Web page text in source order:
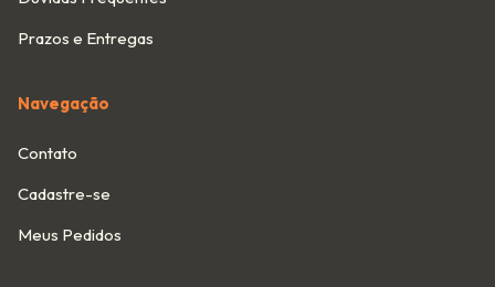
Prazos e Entregas
Navegação
Contato
Cadastre-se
Meus Pedidos